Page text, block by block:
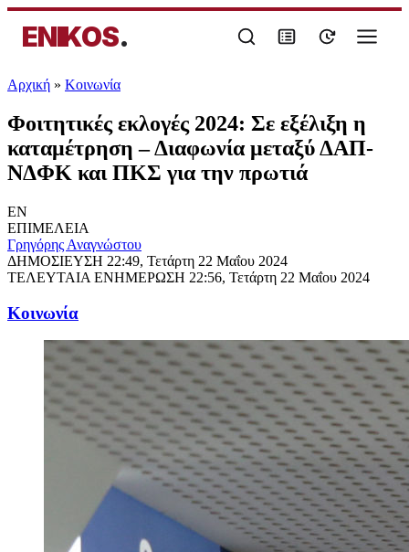
ENIKOS.
Αρχική » Κοινωνία
Φοιτητικές εκλογές 2024: Σε εξέλιξη η
καταμέτρηση – Διαφωνία μεταξύ ΔΑΠ-
ΝΔΦΚ και ΠΚΣ για την πρωτιά
EN
ΕΠΙΜΕΛΕΙΑ
Γρηγόρης Αναγνώστου
ΔΗΜΟΣΙΕΥΣΗ 22:49, Τετάρτη 22 Μαΐου 2024
ΤΕΛΕΥΤΑΙΑ ΕΝΗΜΕΡΩΣΗ 22:56, Τετάρτη 22 Μαΐου 2024
Κοινωνία